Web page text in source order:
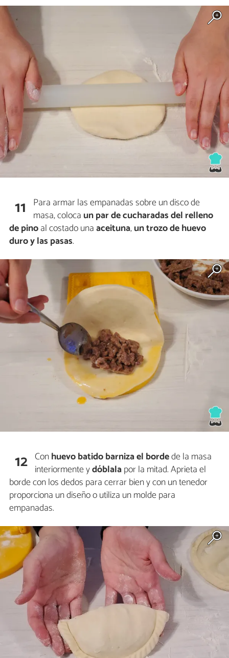
11 Para armar las empanadas sobre un disco de
masa, coloca un par de cucharadas del relleno
de pinoal costado unaaceituna,un trozo de huevo
duro y las pasas.
12 Conhuevo batido barniza el bordede la masa
interiormente ydóblalapor la mitad. Aprieta el
borde con los dedos para cerrar bien y con un tenedor
proporciona un diseño o utiliza un molde para
empanadas.